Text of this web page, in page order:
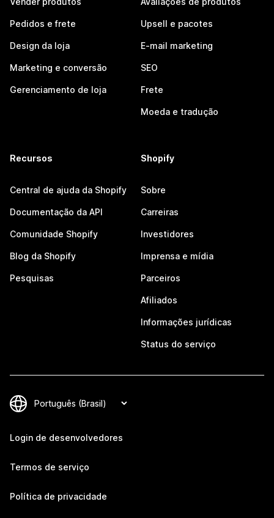
Pedidos e frete
Design da loja
Marketing e conversão
Gerenciamento de loja
Upsell e pacotes
E-mail marketing
SEO
Frete
Moeda e tradução
Recursos
Central de ajuda da Shopify
Documentação da API
Comunidade Shopify
Blog da Shopify
Pesquisas
Shopify
Sobre
Carreiras
Investidores
Imprensa e mídia
Parceiros
Afiliados
Informações jurídicas
Status do serviço
Login de desenvolvedores
Termos de serviço
Política de privacidade